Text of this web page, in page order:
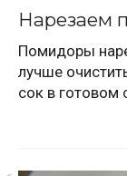
Нарезаем
Помидоры
лучше
сок в готовом